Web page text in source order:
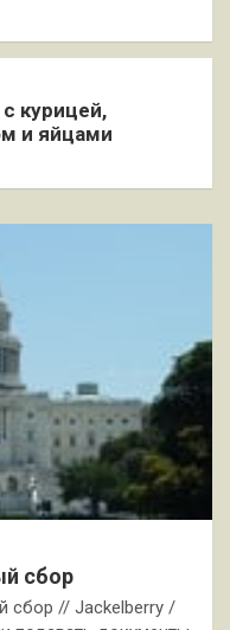
курицей,
и яйцами
сбор
сбор // Jackelberry /